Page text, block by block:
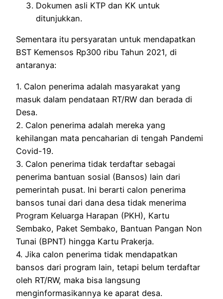
Dokumen asli KTP dan KK untuk
ditunjukkan.
Sementara itu persyaratan untuk mendapatkan
BST Kemensos Rp300 ribu Tahun 2021, di
antaranya:
1. Calon penerima adalah masyarakat yang
masuk dalam pendataan RT/RW dan berada di
Desa.
2. Calon penerima adalah mereka yang
kehilangan mata pencaharian di tengah Pandemi
Covid-19.
3. Calon penerima tidak terdaftar sebagai
penerima bantuan sosial (Bansos) lain dari
pemerintah pusat. Ini berarti calon penerima
bansos tunai dari dana desa tidak menerima
Program Keluarga Harapan (PKH), Kartu
Sembako, Paket Sembako, Bantuan Pangan Non
Tunai (BPNT) hingga Kartu Prakerja.
4. Jika calon penerima tidak mendapatkan
bansos dari program lain, tetapi belum terdaftar
oleh RT/RW, maka bisa langsung
menginformasikannya ke aparat desa.